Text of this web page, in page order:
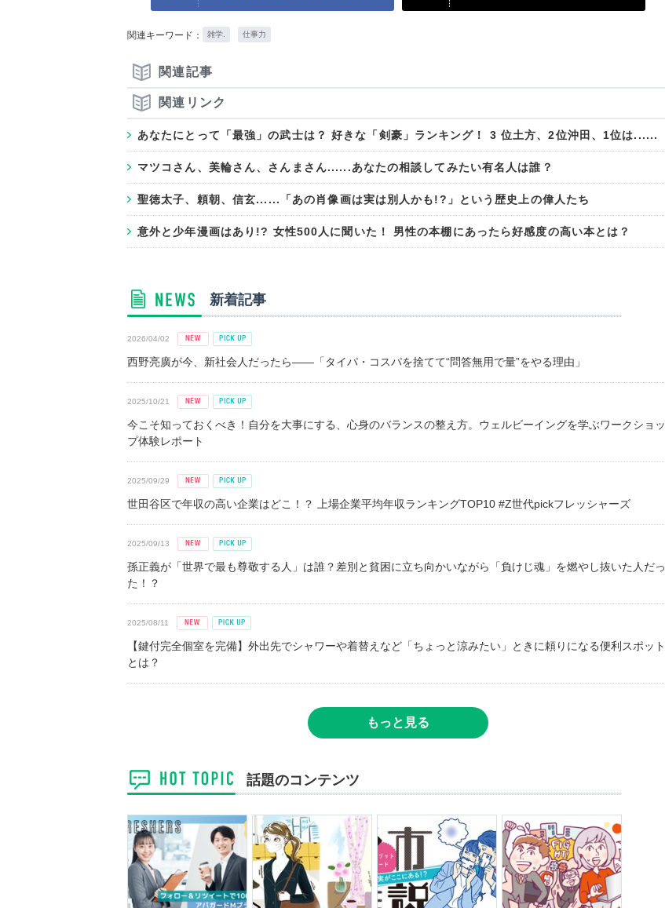
関連キーワード： 雑学. 仕事力
関連記事
関連リンク
あなたにとって「最強」の武士は？ 好きな「剣豪」ランキング！ 3 位土方、2位沖田、1位は......
マツコさん、美輪さん、さんまさん......あなたの相談してみたい有名人は誰？
聖徳太子、頼朝、信玄......「あの肖像画は実は別人かも!?」という歴史上の偉人たち
意外と少年漫画はあり!? 女性500人に聞いた！ 男性の本棚にあったら好感度の高い本とは？
新着記事
2026/04/02
西野亮廣が今、新社会人だったら――「タイパ・コスパを捨てて“問答無用で量”をやる理由」
2025/10/21
今こそ知っておくべき！自分を大事にする、心身のバランスの整え方。ウェルビーイングを学ぶワークショッ
プ体験レポート
2025/09/29
世田谷区で年収の高い企業はどこ！？ 上場企業平均年収ランキングTOP10 #Z世代pickフレッシャーズ
2025/09/13
孫正義が「世界で最も尊敬する人」は誰？差別と貧困に立ち向かいながら「負けじ魂」を燃やし抜いた人だっ
た！？
2025/08/11
【鍵付完全個室を完備】外出先でシャワーや着替えなど「ちょっと涼みたい」ときに頼りになる便利スポット
とは？
もっと見る
話題のコンテンツ